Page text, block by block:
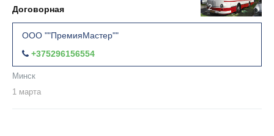
2
Договорная
ООО ""ПремияМастер""
+375296156554
Минск
1 марта